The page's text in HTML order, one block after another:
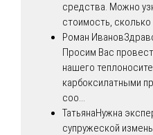
средства. Можно
стоимость, сколько
Роман Иванов
Просим Вас
нашего
карбоксилатными
соо...
ТатьянаНужна
супружеской